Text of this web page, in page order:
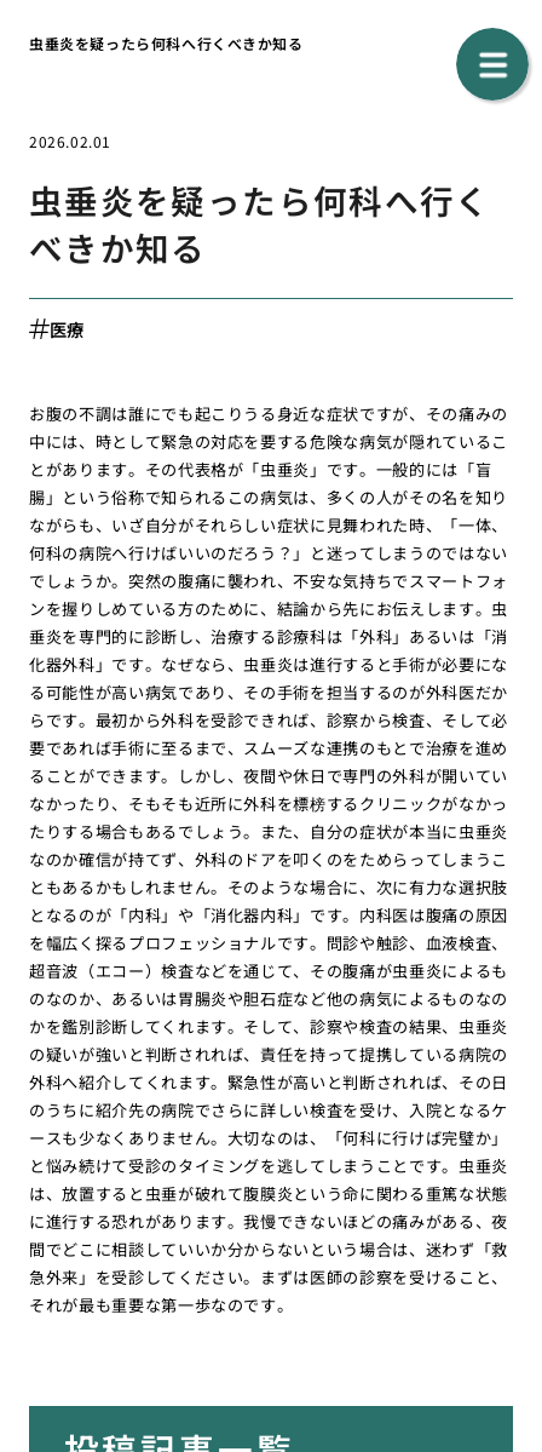
虫垂炎を疑ったら何科へ行くべきか知る
2026.02.01
虫垂炎を疑ったら何科へ行く
べきか知る
医療
お腹の不調は誰にでも起こりうる身近な症状ですが、その痛みの
中には、時として緊急の対応を要する危険な病気が隠れているこ
とがあります。その代表格が「虫垂炎」です。一般的には「盲
腸」という俗称で知られるこの病気は、多くの人がその名を知り
ながらも、いざ自分がそれらしい症状に見舞われた時、「一体、
何科の病院へ行けばいいのだろう？」と迷ってしまうのではない
でしょうか。突然の腹痛に襲われ、不安な気持ちでスマートフォ
ンを握りしめている方のために、結論から先にお伝えします。虫
垂炎を専門的に診断し、治療する診療科は「外科」あるいは「消
化器外科」です。なぜなら、虫垂炎は進行すると手術が必要にな
る可能性が高い病気であり、その手術を担当するのが外科医だか
らです。最初から外科を受診できれば、診察から検査、そして必
要であれば手術に至るまで、スムーズな連携のもとで治療を進め
ることができます。しかし、夜間や休日で専門の外科が開いてい
なかったり、そもそも近所に外科を標榜するクリニックがなかっ
たりする場合もあるでしょう。また、自分の症状が本当に虫垂炎
なのか確信が持てず、外科のドアを叩くのをためらってしまうこ
ともあるかもしれません。そのような場合に、次に有力な選択肢
となるのが「内科」や「消化器内科」です。内科医は腹痛の原因
を幅広く探るプロフェッショナルです。問診や触診、血液検査、
超音波（エコー）検査などを通じて、その腹痛が虫垂炎によるも
のなのか、あるいは胃腸炎や胆石症など他の病気によるものなの
かを鑑別診断してくれます。そして、診察や検査の結果、虫垂炎
の疑いが強いと判断されれば、責任を持って提携している病院の
外科へ紹介してくれます。緊急性が高いと判断されれば、その日
のうちに紹介先の病院でさらに詳しい検査を受け、入院となるケ
ースも少なくありません。大切なのは、「何科に行けば完璧か」
と悩み続けて受診のタイミングを逃してしまうことです。虫垂炎
は、放置すると虫垂が破れて腹膜炎という命に関わる重篤な状態
に進行する恐れがあります。我慢できないほどの痛みがある、夜
間でどこに相談していいか分からないという場合は、迷わず「救
急外来」を受診してください。まずは医師の診察を受けること、
それが最も重要な第一歩なのです。